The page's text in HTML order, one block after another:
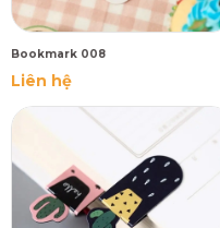
Bookmark 008
Liên hệ